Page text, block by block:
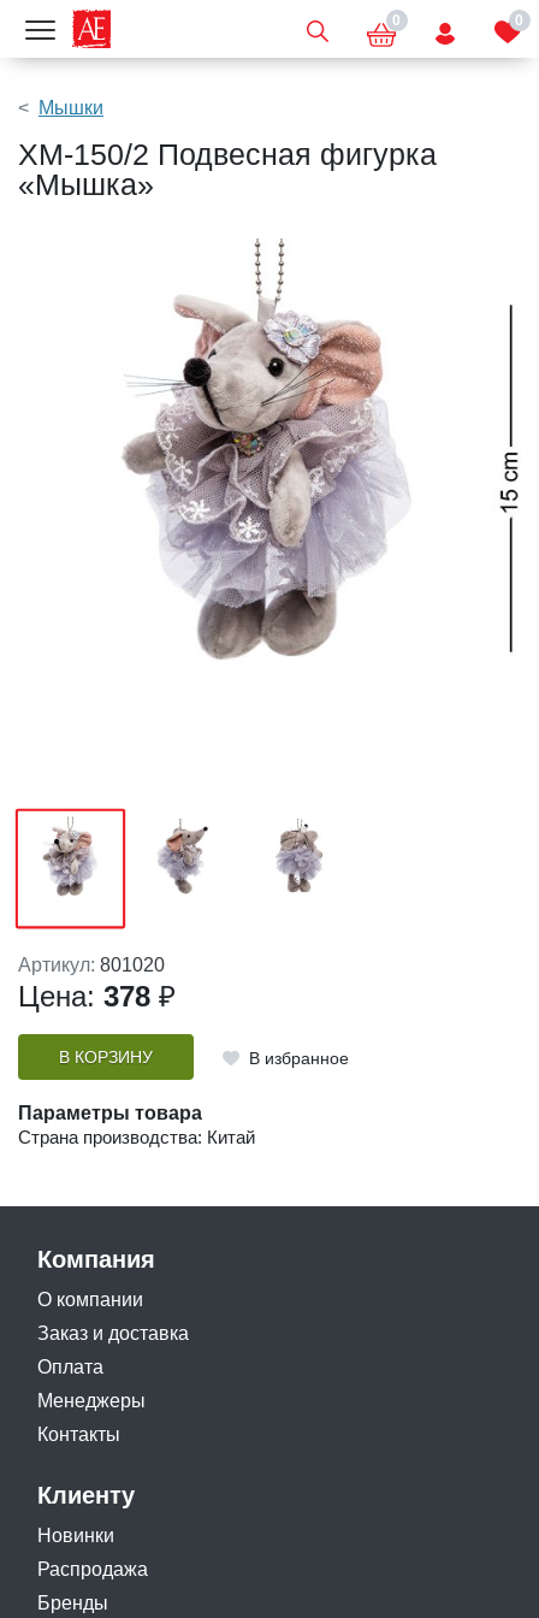
Показать меню 0 0
Мышки
XM-150/2 Подвесная фигурка
«Мышка»
Артикул: 801020
Цена: 378 ₽
В КОРЗИНУ В избранное
Параметры товара
Страна производства: Китай
Компания
О компании
Заказ и доставка
Оплата
Менеджеры
Контакты
Клиенту
Новинки
Распродажа
Бренды